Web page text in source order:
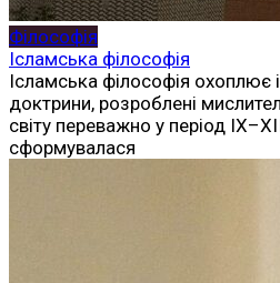
Філософія
Ісламська філософія
Ісламська філософія охоплює
доктрини, розроблені
світу переважно у період
сформувалася